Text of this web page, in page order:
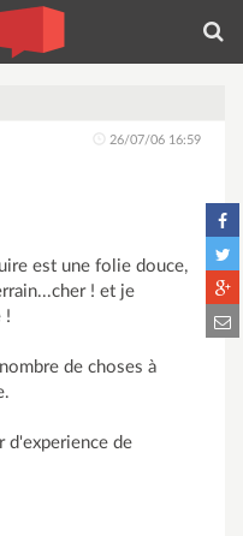
26/07/06 16:59
est une folie douce,
! et je
!
de choses à
d'experience de